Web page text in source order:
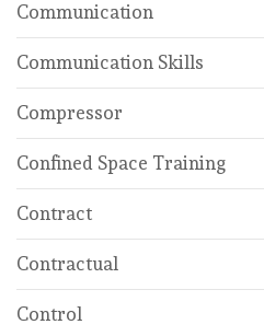
Communication
Communication Skills
Compressor
Confined Space Training
Contract
Contractual
Control